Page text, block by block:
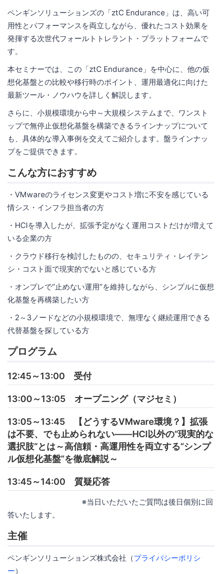
ペンギンソリューションズの「ztC Endurance」は、高い可
用性とパフォーマンスを両立しながら、優れたコスト効果を
発揮する次世代フォールトトレラント・プラットフォームで
す。
本セミナーでは、この「ztC Endurance」を中心に、他の仮
想化基盤との比較や移行時のポイント、運用最適化に向けた
最新ツール・ノウハウを詳しく解説します。
さらに、小規模環境から中～大規模システムまで、ワンスト
ップで無停止仮想化基盤を構築できるラインナップについて
も、具体的な導入事例を交えてご紹介します。盤ラインナッ
プをご提供できます。
こんな方におすすめ
・VMwareのライセンス変更やコスト増に不安を感じている
情シス・インフラ担当者の方
・HCIを導入したが、拡張予定がなく運用コストだけが増えて
いる企業の方
・クラウド移行を検討したものの、セキュリティ・レイテン
シ・コスト面で現実的でないと感じている方
・オンプレで“止めない運用”を維持しながら、シンプルに仮想
化基盤を再構築したい方
・2～3ノードなどの小規模環境で、無理なく継続運用できる
代替基盤を探している方
プログラム
12:45～13:00 受付
13:00～13:05 オープニング（マジセミ）
13:05～13:45 【どうするVMware環境？】拡張
は不要、でも止められない――HCI以外の“現実的な
選択肢”とは～高信頼・高運用性を両立する“シンプ
ル仮想化基盤”を徹底解説～
13:45～14:00 質疑応答
※当日いただいたご質問は後日個別に回
答いたします。
主催
ペンギンソリューションズ株式会社（プライバシーポリシ
ー）